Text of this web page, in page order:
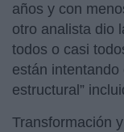
años y con
otro analista dio
todos o casi
están
estructural”
Transformación